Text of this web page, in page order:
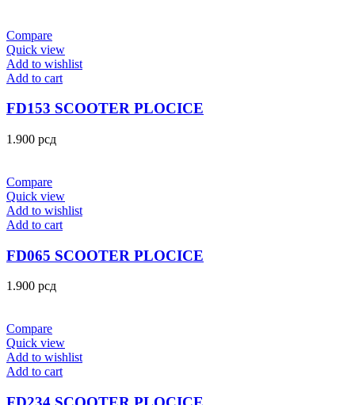
Compare
Quick view
Add to wishlist
Add to cart
FD153 SCOOTER PLOCICE
1.900 рсд
Compare
Quick view
Add to wishlist
Add to cart
FD065 SCOOTER PLOCICE
1.900 рсд
Compare
Quick view
Add to wishlist
Add to cart